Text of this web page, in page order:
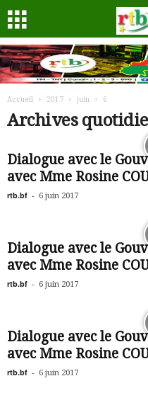
Accueil 2017 juin 6
Archives
Dialogue avec le
avec Mme Rosine
rtb.bf - 6 juin 2017
Dialogue avec le
avec Mme Rosine
rtb.bf - 6 juin 2017
Dialogue avec le
avec Mme Rosine
rtb.bf - 6 juin 2017